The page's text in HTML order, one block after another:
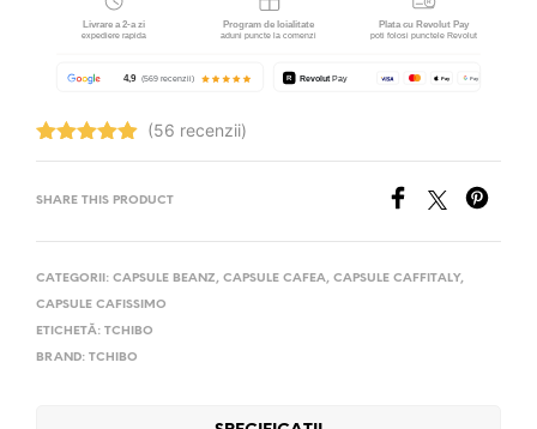
Evaluat la
din 5
(56 recenzii)
SHARE THIS PRODUCT
CATEGORII: CAPSULE BEANZ, CAPSULE CAFEA, CAPSULE CAFFITALY,
CAPSULE CAFISSIMO
ETICHETĂ: TCHIBO
BRAND: TCHIBO